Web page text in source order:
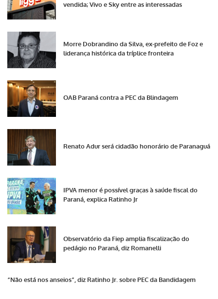
vendida; Vivo e Sky entre as interessadas
Morre Dobrandino da Silva, ex-prefeito de Foz e
liderança histórica da tríplice fronteira
OAB Paraná contra a PEC da Blindagem
Renato Adur será cidadão honorário de Paranaguá
IPVA menor é possível graças à saúde fiscal do
Paraná, explica Ratinho Jr
Observatório da Fiep amplia fiscalização do
pedágio no Paraná, diz Romanelli
“Não está nos anseios”, diz Ratinho Jr. sobre PEC da Bandidagem